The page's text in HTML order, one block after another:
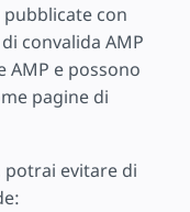
pubblicate con
convalida AMP
AMP e possono
pagine di
evitare di